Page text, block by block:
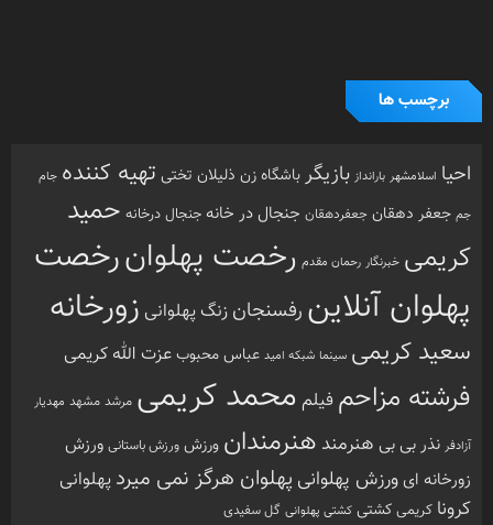
برچسب ها
احیا اسلامشهر بارانداز بازیگرباشگاه زن ذلیلان تختی تهیه کننده جام
جم جعفر دهقان جعفردهقان جنجال در خانه جنجال درخانه حمید
کریمی خبرنگار رحمان مقدم رخصت پهلوانرخصت
پهلوان آنلاین رفسنجان زنگ پهلوانی زورخانه
سعید کریمی سینما شبکه امید عباس محبوبعزت الله کریمی
فرشته مزاحمفیلم محمد کریمی مرشد مشهد مهدیار
آزادفر نذر بی بی هنرمند هنرمندان ورزش ورزش باستانی ورزش
زورخانه ای ورزش پهلوانی پهلوان هرگز نمی میرد پهلوانی
کرونا کریمی کشتی کشتی پهلوانی گل سفیدی